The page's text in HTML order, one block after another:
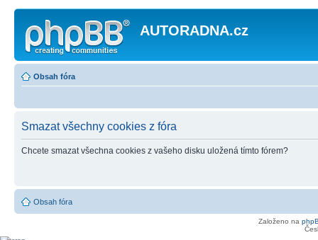
AUTORADNA.cz
Obsah fóra
Smazat všechny cookies z fóra
Chcete smazat všechna cookies z vašeho disku uložená tímto fórem?
Obsah fóra
Založeno na